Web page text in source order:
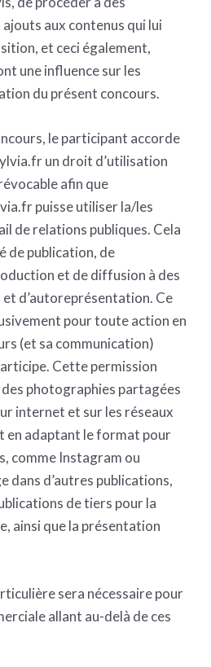
aux contenus qui lui
et ceci également,
une influence sur les
du présent concours.
le participant accorde
un droit d’utilisation
afin que
puisse utiliser la/les
de relations publiques. Cela
de publication, de
et de diffusion à des
d’autoreprésentation. Ce
pour toute action en
(et sa communication)
Cette permission
photographies partagées
internet et sur les réseaux
en adaptant le format pour
comme Instagram ou
dans d’autres publications,
de tiers pour la
ainsi que la présentation
sera nécessaire pour
allant au-delà de ces